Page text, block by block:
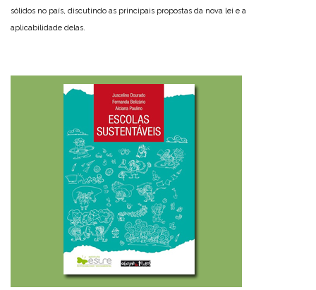
sólidos no país, discutindo as principais propostas da nova lei e a
aplicabilidade delas.